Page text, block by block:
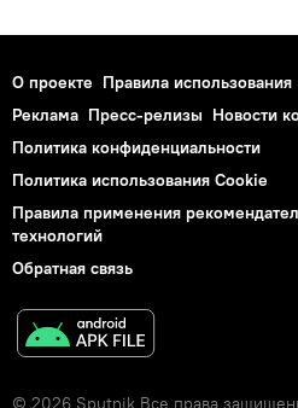
О проекте Правила использования
Реклама Пресс-релизы Новости
Политика конфиденциальности
Политика использования Cookie
Правила применения
технологий
Обратная связь
© 2026 Sputnik Все права